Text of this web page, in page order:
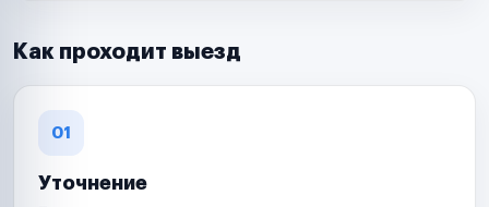
Как проходит выезд
01
Уточнение